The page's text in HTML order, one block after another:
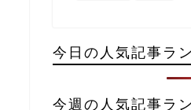
今日の人気記事ラ
今週の人気記事ラ